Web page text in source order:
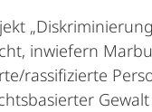
inwiefern
rassifizierte